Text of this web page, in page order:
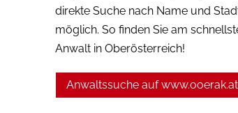
direkte Suche nach Name und
möglich. So finden Sie am
Anwalt in Oberösterreich!
Anwaltssuche auf www.ooerak.at